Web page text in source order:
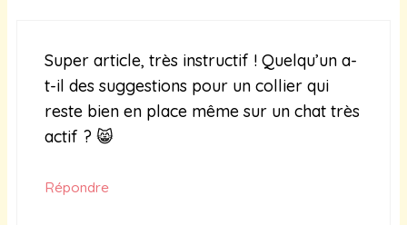
Super article, très instructif ! Quelqu’un a-
t-il des suggestions pour un collier qui
reste bien en place même sur un chat très
actif ? 😸
Répondre